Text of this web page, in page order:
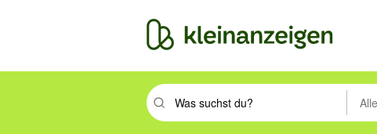
Suchbegriff eingeben. Eingabetaste drücken